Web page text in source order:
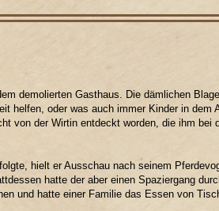
demolierten Gasthaus. Die dämlichen
helfen, oder was auch immer Kinder in dem
von der Wirtin entdeckt worden, die ihm bei
hielt er Ausschau nach seinem
hatte der aber einen Spaziergang
und hatte einer Familie das Essen von